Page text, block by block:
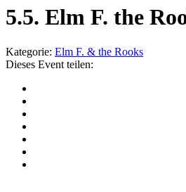
5.5. Elm F. the
Kategorie: Elm F. & the Rooks
Dieses Event teilen: